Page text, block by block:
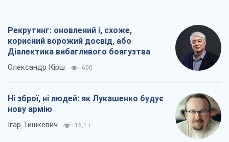
Рекрутинг: оновлений і, схоже,
корисний ворожий досвід, або
Діалектика вибагливого боягузтва
Олександр Кірш 600
Ні зброї, ні людей: як Лукашенко будує
нову армію
Ігар Тишкевич 16,1 т.